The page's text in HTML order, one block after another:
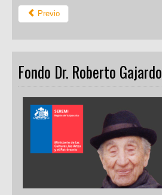
Previo
Fondo Dr. Roberto Gajardo